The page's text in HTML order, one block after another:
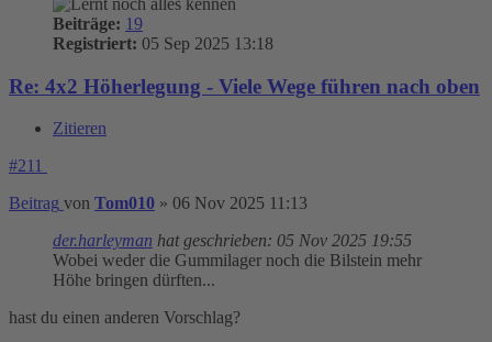
Beiträge: 19
Registriert: 05 Sep 2025 13:18
Re: 4x2 Höherlegung - Viele Wege führen nach oben
Zitieren
#211
Beitrag von Tom010 » 06 Nov 2025 11:13
der.harleyman hat geschrieben: 05 Nov 2025 19:55
Wobei weder die Gummilager noch die Bilstein mehr
Höhe bringen dürften...
hast du einen anderen Vorschlag?